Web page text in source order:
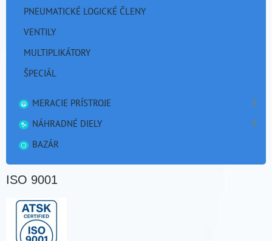
PNEUMATICKÉ LOGICKÉ ČLENY
VENTILY
MULTIPLIKÁTORY
ŠPECIÁL
MERACIE PRÍSTROJE
NÁHRADNÉ DIELY
BAZÁR
ISO 9001